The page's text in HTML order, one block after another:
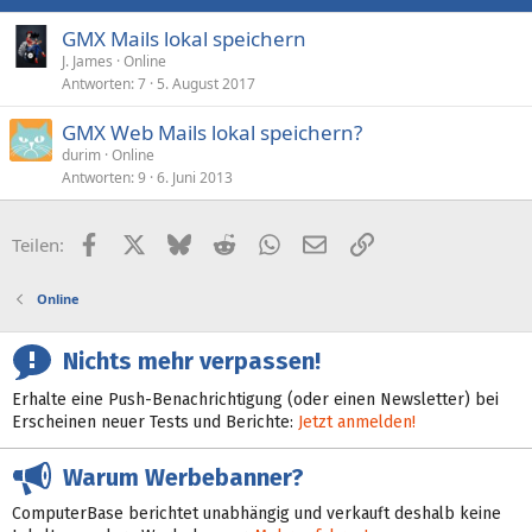
GMX Mails lokal speichern
J. James Online
Antworten 7 5. August 2017
GMX Web Mails lokal speichern?
durim Online
Antworten 9 6. Juni 2013
Teilen: FacebookX (Twitter)
BlueskyRedditWhatsApp
E-MailLink
Online
Nichts mehr verpassen!
Erhalte eine Push-Benachrichtigung (oder einen Newsletter) bei
Erscheinen neuer Tests und Berichte: Jetzt anmelden!
Warum Werbebanner?
ComputerBase berichtet unabhängig und verkauft deshalb keine